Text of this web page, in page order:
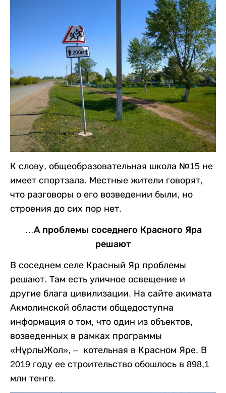
К слову, общеобразовательная школа №15 не
имеет спортзала. Местные жители говорят,
что разговоры о его возведении были, но
строения до сих пор нет.
…А проблемы соседнего Красного Яра
решают
В соседнем селе Красный Яр проблемы
решают. Там есть уличное освещение и
другие блага цивилизации. На сайте акимата
Акмолинской области общедоступна
информация о том, что один из объектов,
возведенных в рамках программы
«НұрлыЖол», – котельная в Красном Яре. В
2019 году ее строительство обошлось в 898,1
млн тенге.